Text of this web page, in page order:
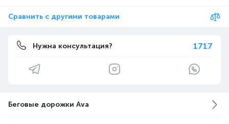
Сравнить с другими товарами
Нужна консультация? 1717
Беговые дорожки Ava